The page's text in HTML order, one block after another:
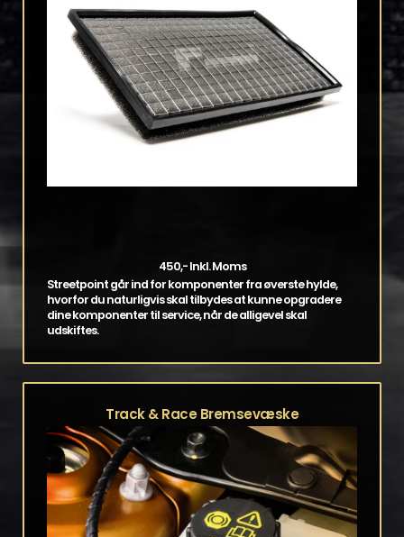
450,- Inkl. Moms
Streetpoint går ind for komponenter fra øverste hylde,
hvorfor du naturligvis skal tilbydes at kunne opgradere
dine komponenter til service, når de alligevel skal
udskiftes.
Track & Race Bremsevæske